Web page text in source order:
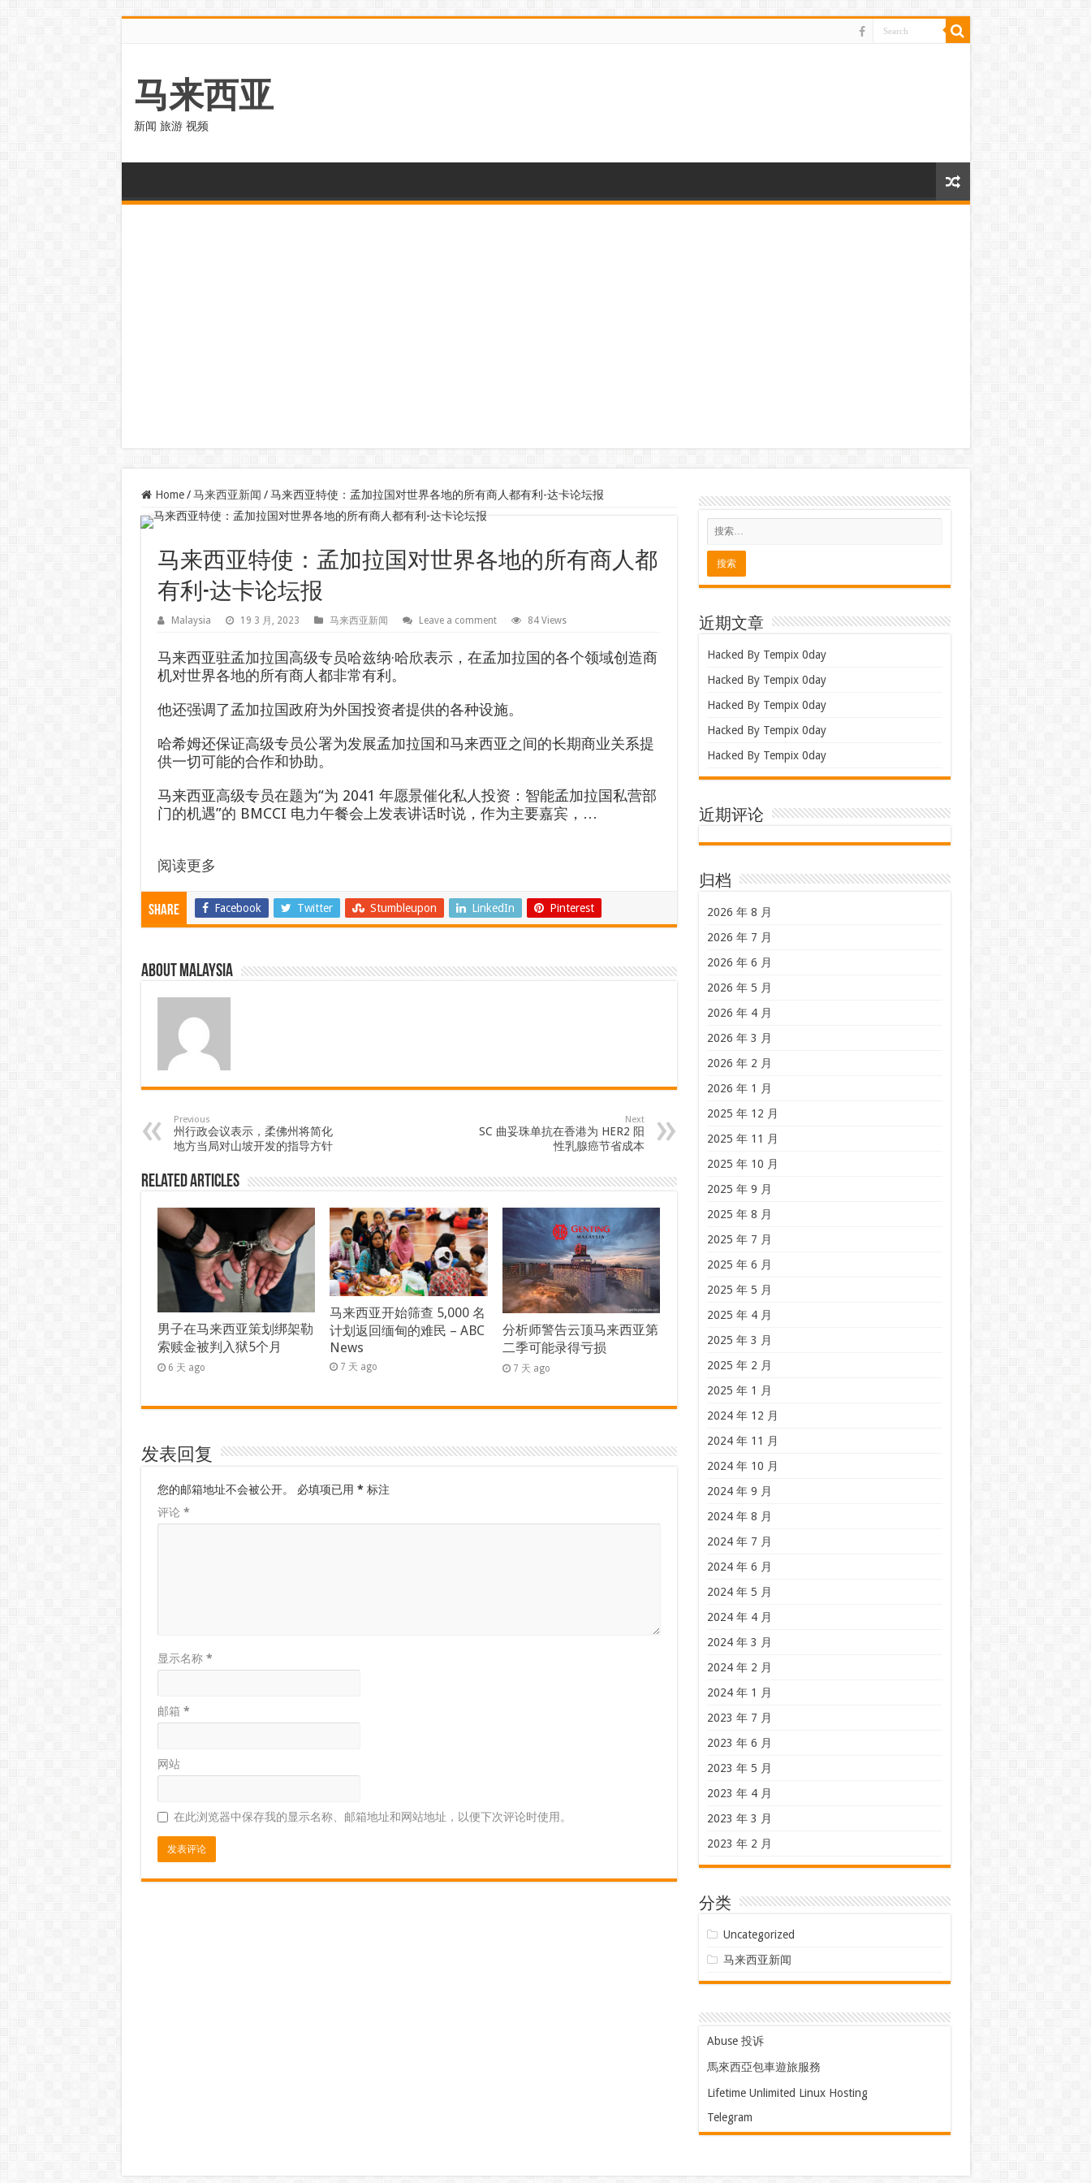
马来西亚
新闻 旅游 视频
Home / 马来西亚新闻 / 马来西亚特使：孟加拉国对世界各地的所有商人都有利-达卡论坛报
马来西亚特使：孟加拉国对世界各地的所有商人都
有利-达卡论坛报
Malaysia 19 3 月, 2023 马来西亚新闻 Leave a comment 84 Views
马来西亚驻孟加拉国高级专员哈兹纳·哈欣表示，在孟加拉国的各个领域创造商
机对世界各地的所有商人都非常有利。
他还强调了孟加拉国政府为外国投资者提供的各种设施。
哈希姆还保证高级专员公署为发展孟加拉国和马来西亚之间的长期商业关系提
供一切可能的合作和协助。
马来西亚高级专员在题为“为 2041 年愿景催化私人投资：智能孟加拉国私营部
门的机遇”的 BMCCI 电力午餐会上发表讲话时说，作为主要嘉宾，…
阅读更多
Share Facebook Twitter Stumbleupon LinkedIn Pinterest
About Malaysia
Previous
州行政会议表示，柔佛州将简化
地方当局对山坡开发的指导方针
Next
SC 曲妥珠单抗在香港为 HER2 阳
性乳腺癌节省成本
Related Articles
男子在马来西亚策划绑架勒
索赎金被判入狱5个月
6 天 ago
马来西亚开始筛查 5,000 名
计划返回缅甸的难民 – ABC
News
7 天 ago
分析师警告云顶马来西亚第
二季可能录得亏损
7 天 ago
发表回复
您的邮箱地址不会被公开。 必填项已用 * 标注
评论 *
显示名称 *
邮箱 *
网站
在此浏览器中保存我的显示名称、邮箱地址和网站地址，以便下次评论时使用。
近期文章
Hacked By Tempix 0day
Hacked By Tempix 0day
Hacked By Tempix 0day
Hacked By Tempix 0day
Hacked By Tempix 0day
近期评论
归档
2026 年 8 月
2026 年 7 月
2026 年 6 月
2026 年 5 月
2026 年 4 月
2026 年 3 月
2026 年 2 月
2026 年 1 月
2025 年 12 月
2025 年 11 月
2025 年 10 月
2025 年 9 月
2025 年 8 月
2025 年 7 月
2025 年 6 月
2025 年 5 月
2025 年 4 月
2025 年 3 月
2025 年 2 月
2025 年 1 月
2024 年 12 月
2024 年 11 月
2024 年 10 月
2024 年 9 月
2024 年 8 月
2024 年 7 月
2024 年 6 月
2024 年 5 月
2024 年 4 月
2024 年 3 月
2024 年 2 月
2024 年 1 月
2023 年 7 月
2023 年 6 月
2023 年 5 月
2023 年 4 月
2023 年 3 月
2023 年 2 月
分类
Uncategorized
马来西亚新闻
Abuse 投诉
馬來西亞包車遊旅服務
Lifetime Unlimited Linux Hosting
Telegram